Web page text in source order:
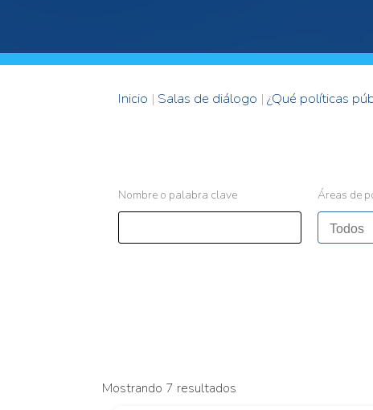
Inicio | Salas de diálogo | ¿Qué políticas
Nombre o palabra clave Áreas de
Mostrando 7 resultados